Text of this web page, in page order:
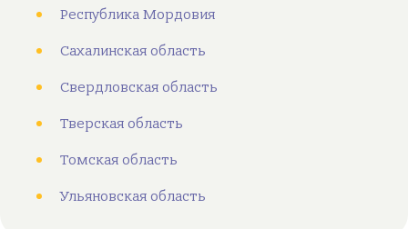
Республика Мордовия
Сахалинская область
Свердловская область
Тверская область
Томская область
Ульяновская область